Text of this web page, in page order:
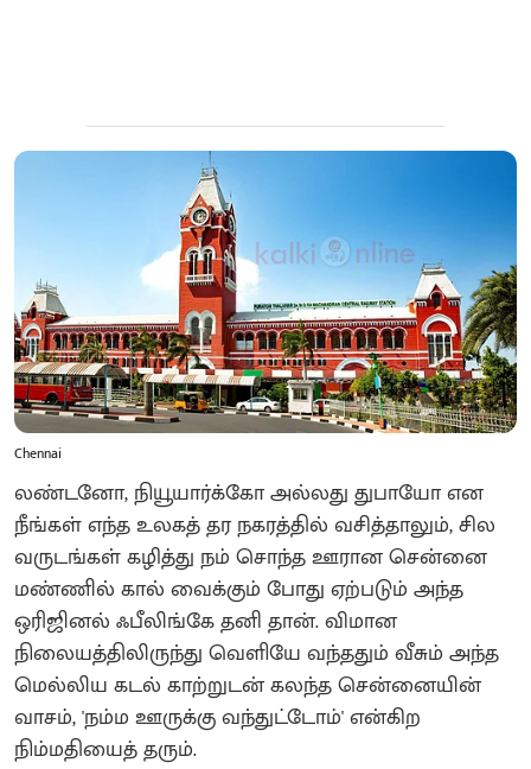
Chennai
லண்டனோ, நியூயார்க்கோ அல்லது துபாயோ என
நீங்கள் எந்த உலகத் தர நகரத்தில் வசித்தாலும், சில
வருடங்கள் கழித்து நம் சொந்த ஊரான சென்னை
மண்ணில் கால் வைக்கும் போது ஏற்படும் அந்த
ஒரிஜினல் ஃபீலிங்கே தனி தான். விமான
நிலையத்திலிருந்து வெளியே வந்ததும் வீசும் அந்த
மெல்லிய கடல் காற்றுடன் கலந்த சென்னையின்
வாசம், 'நம்ம ஊருக்கு வந்துட்டோம்' என்கிற
நிம்மதியைத் தரும்.